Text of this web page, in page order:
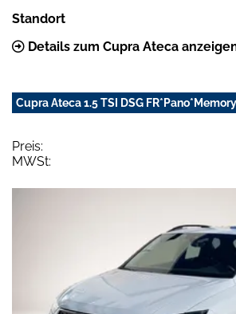
Standort
Details zum Cupra Ateca
Cupra Ateca 1.5 TSI DSG
Preis:
MWSt: